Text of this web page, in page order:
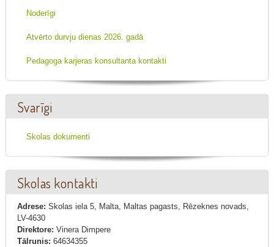
Noderīgi
Atvērto durvju dienas 2026. gadā
Pedagoga karjeras konsultanta kontakti
Svarīgi
Skolas dokumenti
Skolas kontakti
Adrese: Skolas iela 5, Malta, Maltas pagasts, Rēzeknes novads,
LV-4630
Direktore: Vinera Dimpere
Tālrunis: 64634355